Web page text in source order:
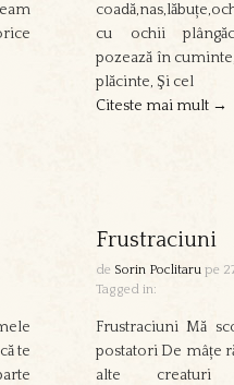
cu ochii
pozează în
plăcinte, Şi cel
Citeste mai mult →
te
Frustraciuni
de Sorin Poclitaru pe
Tagged in:
Frustraciuni Mă
postatori De mâțe
alte creaturi